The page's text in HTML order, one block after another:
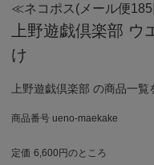
≪ネコポス(メール便
上野遊戯倶楽部
け
上野遊戯倶楽部 の商品一覧
商品番号 ueno-maekake
定価 6,600 のところ